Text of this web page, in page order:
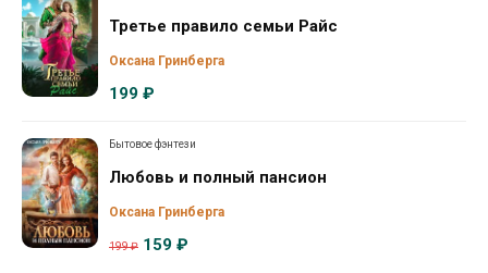
Третье правило семьи Райс
Оксана Гринберга
199 ₽
Бытовое фэнтези
Любовь и полный пансион
Оксана Гринберга
199 ₽ 159 ₽